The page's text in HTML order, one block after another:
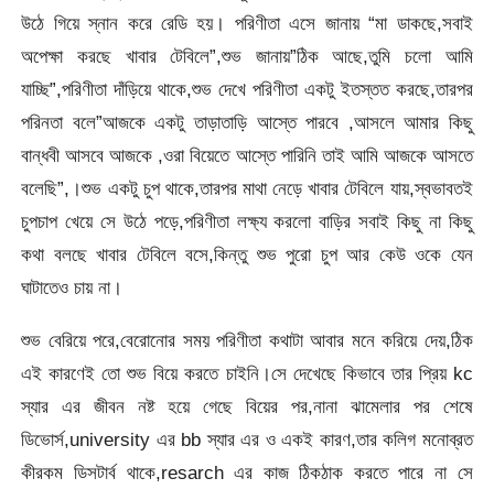
উঠে গিয়ে স্নান করে রেডি হয়। পরিণীতা এসে জানায় “মা ডাকছে,সবাই
অপেক্ষা করছে খাবার টেবিলে”,শুভ জানায়”ঠিক আছে,তুমি চলো আমি
যাচ্ছি”,পরিণীতা দাঁড়িয়ে থাকে,শুভ দেখে পরিণীতা একটু ইতস্তত করছে,তারপর
পরিনতা বলে”আজকে একটু তাড়াতাড়ি আস্তে পারবে ,আসলে আমার কিছু
বান্ধবী আসবে আজকে ,ওরা বিয়েতে আস্তে পারিনি তাই আমি আজকে আসতে
বলেছি”,।শুভ একটু চুপ থাকে,তারপর মাথা নেড়ে খাবার টেবিলে যায়,স্বভাবতই
চুপচাপ খেয়ে সে উঠে পড়ে,পরিণীতা লক্ষ্য করলো বাড়ির সবাই কিছু না কিছু
কথা বলছে খাবার টেবিলে বসে,কিন্তু শুভ পুরো চুপ আর কেউ ওকে যেন
ঘাটাতেও চায় না।
শুভ বেরিয়ে পরে,বেরোনোর সময় পরিণীতা কথাটা আবার মনে করিয়ে দেয়,ঠিক
এই কারণেই তো শুভ বিয়ে করতে চাইনি।সে দেখেছে কিভাবে তার প্রিয় kc
স্যার এর জীবন নষ্ট হয়ে গেছে বিয়ের পর,নানা ঝামেলার পর শেষে
ডিভোর্স,university এর bb স্যার এর ও একই কারণ,তার কলিগ মনোব্রত
কীরকম ডিসটার্ব থাকে,resarch এর কাজ ঠিকঠাক করতে পারে না সে